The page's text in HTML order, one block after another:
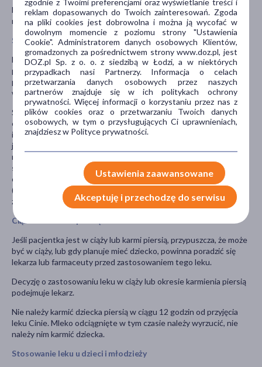
Lek należy przechowywać w miejscu niewidocznym i
niedostępnym dla dzieci.
Stosowanie innych leków
Należy powiedzieć lekarzowi o wszystkich lekach przyjmowanych
przez pacjenta obecnie lub ostatnio, a także o lekach, które
pacjent planuje przyjmować, w tym również o tych, które
wydawane są bez recepty.
Szczególnie ważne jest poinformowanie o stosowaniu:
ergotaminy i jej pochodnych (stosowane w leczeniu migreny);
inne tryptany albo leki zwane agonistami receptora 5HT1 (takie
jak naratryptan, rizatryptan, zolmitryptan); inhibitory
monoaminooksydazy (MAOI) (stosowane w leczeniu depresji);
selektywne inhibitory wychwytu zwrotnego serotoniny (SSR)
oraz inhibitory wychwytu zwrotnego serotoniny i noradrenaliny
(ang. SNRI) (stosowane w leczeniu depresji); ziele dziurawca
zwyczajnego.
Ciąża i karmienie piersią
Jeśli pacjentka jest w ciąży lub karmi piersią, przypuszcza, że może
być w ciąży, lub gdy planuje mieć dziecko, powinna poradzić się
lekarza lub farmaceuty przed zastosowaniem tego leku.
Decyzję o zastosowaniu leku w ciąży lub okresie karmienia piersią
podejmuje lekarz.
Nie należy karmić dziecka piersią w ciągu 12 godzin od przyjęcia
leku Cinie. Mleko odciągnięte w tym czasie należy wyrzucić, nie
należy nim karmić dziecka.
Stosowanie leku u dzieci i młodzieży
zgodnie z Twoimi preferencjami oraz wyświetlanie treści i
reklam dopasowanych do Twoich zainteresowań. Zgoda
na pliki cookies jest dobrowolna i można ją wycofać w
dowolnym momencie z poziomu strony "Ustawienia
Cookie". Administratorem danych osobowych Klientów,
gromadzonych za pośrednictwem strony www.doz.pl, jest
DOZ.pl Sp. z o. o. z siedzibą w Łodzi, a w niektórych
przypadkach nasi Partnerzy. Informacja o celach
przetwarzania danych osobowych przez naszych
partnerów znajduje się w ich politykach ochrony
prywatności. Więcej informacji o korzystaniu przez nas z
plików cookies oraz o przetwarzaniu Twoich danych
osobowych, w tym o przysługujących Ci uprawnieniach,
znajdziesz w Polityce prywatności.
Ustawienia zaawansowane
Akceptuję i przechodzę do serwisu